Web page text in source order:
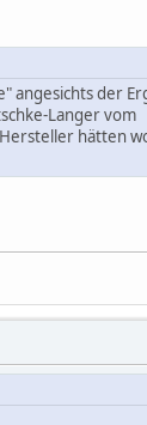
angesichts der
Langer vom
hätten